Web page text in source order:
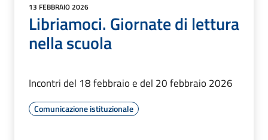
13 FEBBRAIO 2026
Libriamoci. Giornate di lettura
nella scuola
Incontri del 18 febbraio e del 20 febbraio 2026
Comunicazione istituzionale